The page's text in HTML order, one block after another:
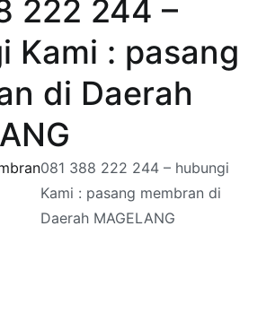
222 244 –
Kami : pasang
di Daerah
081 388 222 244 – hubungi
Kami : pasang membran di
Daerah MAGELANG